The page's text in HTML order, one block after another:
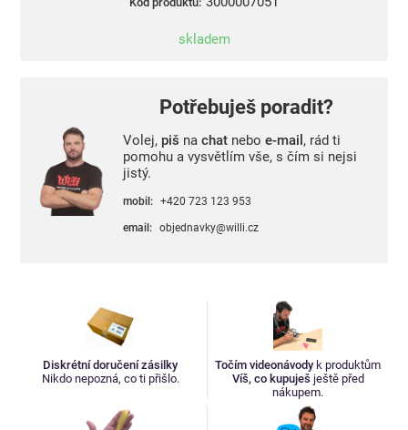
skladem
Potřebuješ poradit?
Volej, piš na chatnebo e-mail , rád ti
pomohu a vysvětlím vše, s čím si nejsi
jistý.
mobil: +420 723 123 953
email: objednavky@willi.cz
Diskrétní doručení zásilky
Nikdo nepozná, co ti přišlo.
Točím videonávody k produktům
Víš, co kupuješ ještě před
nákupem.